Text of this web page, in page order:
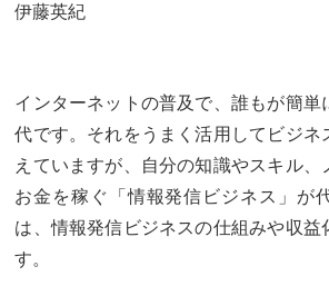
伊藤英紀
インターネットの普及で、誰もが簡単
代です。それをうまく活用してビジネ
えていますが、自分の知識やスキル、
お金を稼ぐ「情報発信ビジネス」が
は、情報発信ビジネスの仕組みや収益
す。